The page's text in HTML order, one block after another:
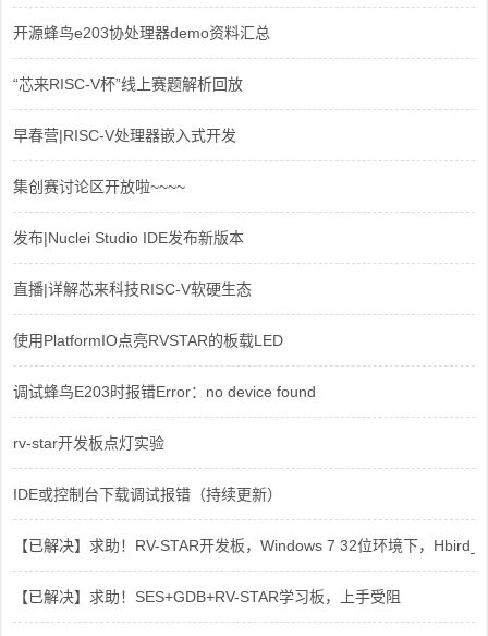
开源蜂鸟e203协处理器demo资料汇总
“芯来RISC-V杯”线上赛题解析回放
早春营|RISC-V处理器嵌入式开发
集创赛讨论区开放啦~~~~
发布|Nuclei Studio IDE发布新版本
直播|详解芯来科技RISC-V软硬生态
使用PlatformIO点亮RVSTAR的板载LED
调试蜂鸟E203时报错Error：no device found
rv-star开发板点灯实验
IDE或控制台下载调试报错（持续更新）
【已解决】求助！RV-STAR开发板，Windows 7 32位环境下，
【已解决】求助！SES+GDB+RV-STAR学习板，上手受阻